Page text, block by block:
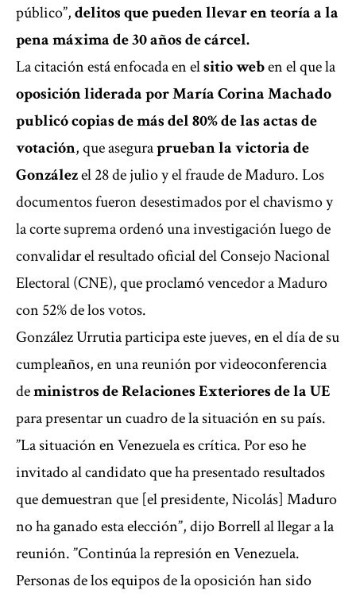
público”,delitos que pueden llevar en teoría a la
pena máxima de 30 años de cárcel.
La citación está enfocada en elsitio weben el que la
oposición liderada por María Corina Machado
publicó copias de más del 80% de las actas de
votación, que aseguraprueban la victoria de
Gonzálezel 28 de julio y el fraude de Maduro. Los
documentos fueron desestimados por el chavismo y
la corte suprema ordenó una investigación luego de
convalidar el resultado oficial del Consejo Nacional
Electoral (CNE), que proclamó vencedor a Maduro
con 52% de los votos.
González Urrutia participa este jueves, en el día de su
cumpleaños, en una reunión por videoconferencia
deministros de Relaciones Exteriores de la UE
para presentar un cuadro de la situación en su país.
”La situación en Venezuela es crítica. Por eso he
invitado al candidato que ha presentado resultados
que demuestran que [el presidente, Nicolás] Maduro
no ha ganado esta elección”, dijo Borrell al llegar a la
reunión. ”Continúa la represión en Venezuela.
Personas de los equipos de la oposición han sido